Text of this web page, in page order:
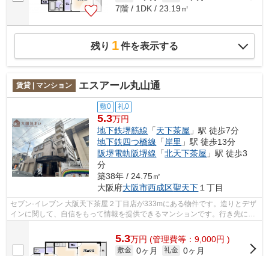
7階 / 1DK / 23.19㎡
残り 1件を表示する
賃貸 | マンション エスアール丸山通
敷0 礼0
5.3万円
地下鉄堺筋線 「天下茶屋 」駅 徒歩7分
地下鉄四つ橋線 「 岸里 」駅 徒歩13分
阪堺電軌阪堺線 「北天下茶屋 」駅 徒歩3
分
築38年 / 24.75㎡
大阪府大阪市西成区聖天下 １丁目
セブン‐イレブン 大阪天下茶屋２丁目店が333mにある物件です。造りとデザ
インに関して、自信をもって情報を提供できるマンションです。行き先に応
5.3万円 (管理費等：9,000円 )
敷金 0ヶ月 礼金 0ヶ月